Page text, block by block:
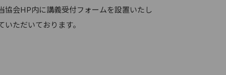
会HP内に講義受付フォームを設置いたし
ただいております。